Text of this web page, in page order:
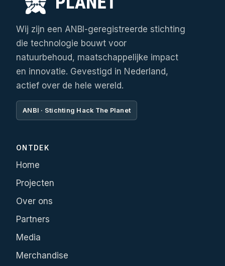
Wij zijn een ANBI-geregistreerde stichting
die technologie bouwt voor
natuurbehoud, maatschappelijke impact
en innovatie. Gevestigd in Nederland,
actief over de hele wereld.
ANBI · Stichting Hack The Planet
ONTDEK
Home
Projecten
Over ons
Partners
Media
Merchandise